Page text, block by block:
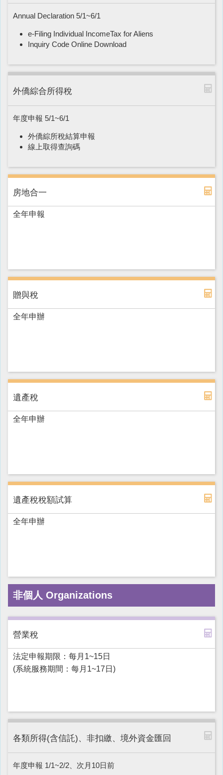
Annual Declaration 5/1~6/1
e-Filing Individual IncomeTax for Aliens
Inquiry Code Online Download
外僑綜合所得稅
年度申報 5/1~6/1
外僑綜所稅結算申報
線上取得查詢碼
房地合一
全年申報
贈與稅
全年申辦
遺產稅
全年申辦
遺產稅稅額試算
全年申辦
非個人 Organizations
營業稅
法定申報期限：每月1~15日
(系統服務期間：每月1~17日)
各類所得(含信託)、非扣繳、境外資金匯回
年度申報 1/1~2/2、次月10日前